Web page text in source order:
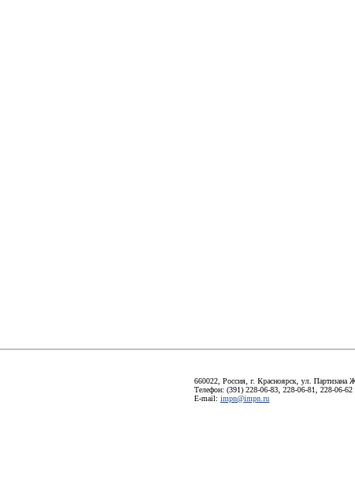
660022, Россия, г. Красноярск, ул. Партизана
Телефон: (391) 228-06-83, 228-06-81, 228-06-62
E-mail: impn@impn.ru